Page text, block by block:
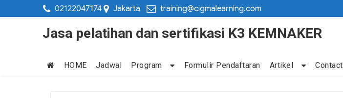
02122047174 Jakarta training@cigmalearning.com
Jasa pelatihan dan sertifikasi K3 KEMNAKER
HOME Jadwal Program Formulir Pendaftaran Artikel Contact